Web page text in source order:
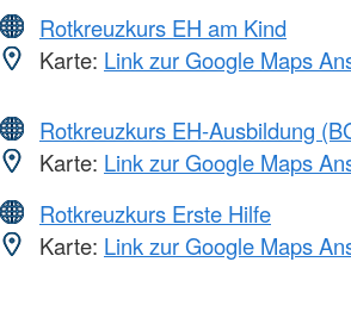
Rotkreuzkurs EH am Kind
Karte: Link zur Google Maps
Rotkreuzkurs EH-Ausbildung
Karte: Link zur Google Maps
Rotkreuzkurs Erste Hilfe
Karte: Link zur Google Maps